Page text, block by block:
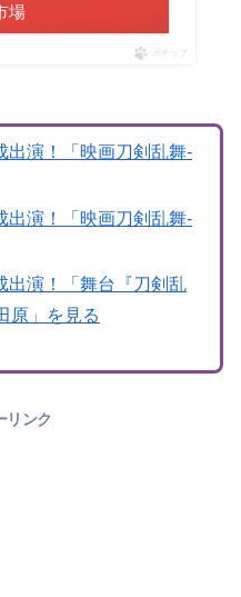
場
ポチップ
出演！「映画刀剣乱舞-
出演！「映画刀剣乱舞-
出演！「舞台『刀剣乱
原」を見る
リンク